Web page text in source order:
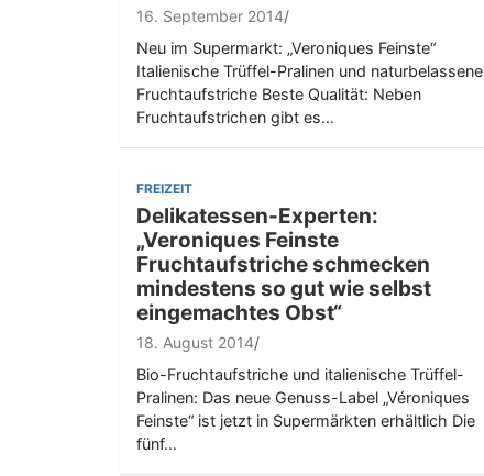
16. September 2014
Neu im Supermarkt: „Veroniques Feinste“
Italienische Trüffel-Pralinen und naturbelassene
Fruchtaufstriche Beste Qualität: Neben
Fruchtaufstrichen gibt es…
FREIZEIT
Delikatessen-Experten:
„Veroniques Feinste
Fruchtaufstriche schmecken
mindestens so gut wie selbst
eingemachtes Obst“
18. August 2014
Bio-Fruchtaufstriche und italienische Trüffel-
Pralinen: Das neue Genuss-Label „Véroniques
Feinste“ ist jetzt in Supermärkten erhältlich Die
fünf…